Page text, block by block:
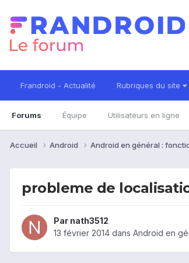
Frandroid - Actualité Rubriques du site
Forums Équipe Utilisateurs en ligne
Accueil Android Android en général :
probleme de
Par nath3512
13 février 2014 dans Android en